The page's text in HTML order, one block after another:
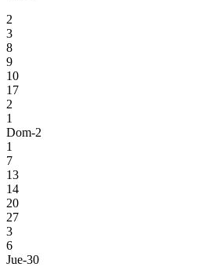
2
3
8
9
10
17
2
1
Dom-2
1
7
13
14
20
27
3
6
Jue-30